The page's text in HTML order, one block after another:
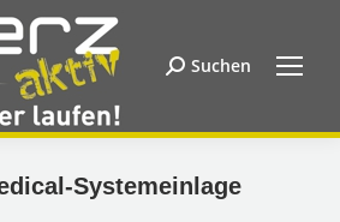
Search:
Suchen
Systemeinlage